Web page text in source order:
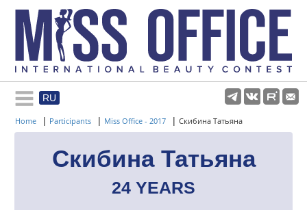
RU
Rules and regulations
About pageant
Participants
Home | Participants | Miss Office - 2017 | Скибина Татьяна
Скибина Татьяна
24 YEARS